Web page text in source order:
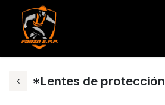
*Lentes de protección